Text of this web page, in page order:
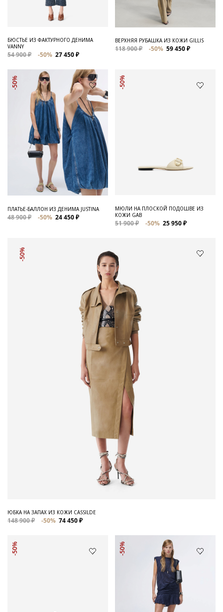
БЮСТЬЕ ИЗ ФАКТУРНОГО ДЕНИМА
VANNY
54 900 ₽ -50% 27 450 ₽
ВЕРХНЯЯ РУБАШКА ИЗ КОЖИ GILLIS
118 900 ₽ -50% 59 450 ₽
-50%
ПЛАТЬЕ-БАЛЛОН ИЗ ДЕНИМА JUSTINA
48 900 ₽ -50% 24 450 ₽
-50%
МЮЛИ НА ПЛОСКОЙ ПОДОШВЕ ИЗ
КОЖИ GAB
51 900 ₽ -50% 25 950 ₽
-50%
ЮБКА НА ЗАПАХ ИЗ КОЖИ CASSILDE
148 900 ₽ -50% 74 450 ₽
-50% -50%